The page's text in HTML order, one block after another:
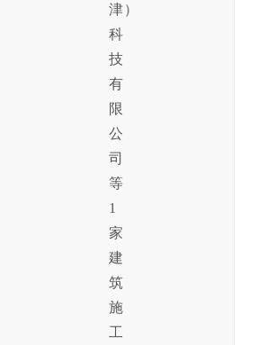
津）
科
技
有
限
公
司
等
1
家
建
筑
施
工